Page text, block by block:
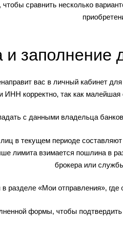
сравнить несколько
заполнение
вас в личный кабинет
корректно, так как малейшая
с данными владельца
в текущем периоде
лимита взимается пошлина в
брокера или
разделе «Мои отправления»,
формы, чтобы